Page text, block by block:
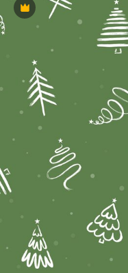
Premium